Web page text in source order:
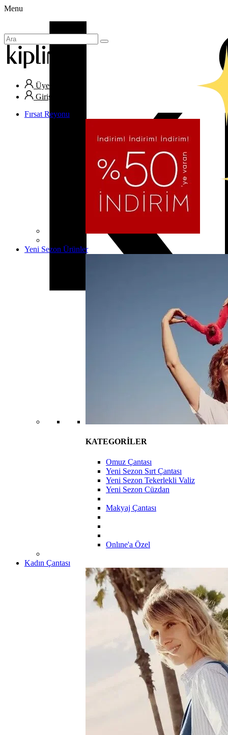
Menu
Üye Ol
Giriş Yap
Fırsat Reyonu
Yeni Sezon Ürünler
KATEGORİLER
Omuz Çantası
Yeni Sezon Sırt Çantası
Yeni Sezon Tekerlekli Valiz
Yeni Sezon Cüzdan
Makyaj Çantası
Onlıne'a Özel
Kadın Çantası